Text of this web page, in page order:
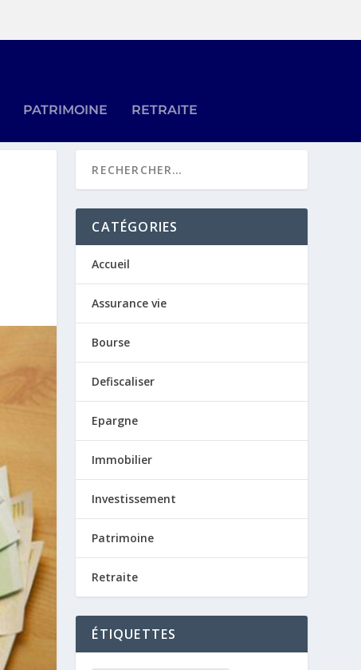
PATRIMOINE RETRAITE
CATÉGORIES
Accueil
Assurance vie
Bourse
Defiscaliser
Epargne
Immobilier
Investissement
Patrimoine
Retraite
ÉTIQUETTES